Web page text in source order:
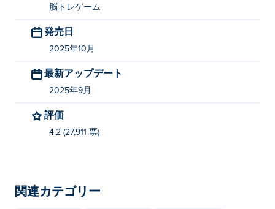
Stupidella Horror 2を無料でプレイするにはど
Poki では Stupidella Horror 2 を無料でプレイできます。
Stupidella Horror 2 をモバイル デバイスとデ
スクトップでプレイできますか?
Stupidella Horror 2 は、コンピューター、携帯電話、タ
ブレットなどのモバイル デバイスでプレイできます。
脳トレゲーム
発売日
2025年10月
最新アップデート
2025年9月
評価
4.2 (27,911 票)
関連カテゴリー